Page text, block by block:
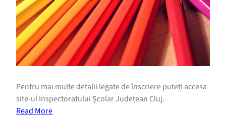
Pentru mai multe detalii legate de înscriere puteți accesa
site-ul Inspectoratului Școlar Județean Cluj.
Read More